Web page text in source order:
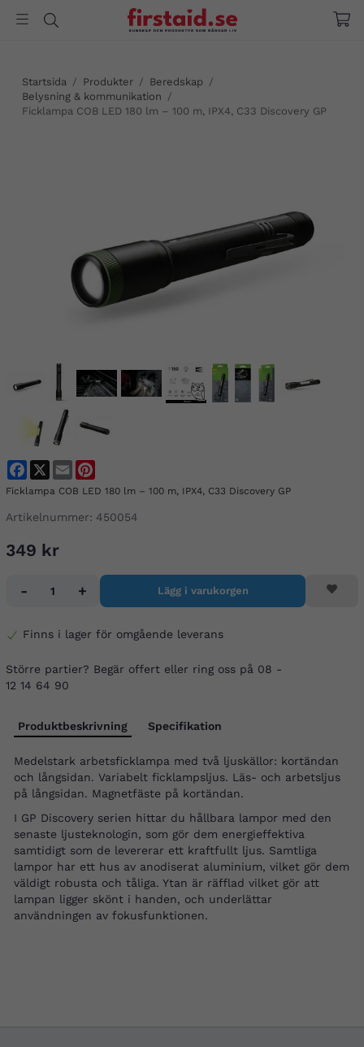
Startsida / Produkter / Beredskap /
Belysning & kommunikation /
Ficklampa COB LED 180 lm – 100 m, IPX4, C33 Discovery GP
FacebookEmail
Ficklampa COB LED 180 lm – 100 m, IPX4, C33 Discovery GP
Artikelnummer: 450054
349 kr
- + Lägg i varukorgen
Finns i lager för omgående leverans
Större partier? Begär offert eller ring oss på 08 -
12 14 64 90
Produktbeskrivning Specifikation
Medelstark arbetsficklampa med två ljuskällor: kortändan
och långsidan. Variabelt ficklampsljus. Läs- och arbetsljus
på långsidan. Magnetfäste på kortändan.
I GP Discovery serien hittar du hållbara lampor med den
senaste ljusteknologin, som gör dem energieffektiva
samtidigt som de levererar ett kraftfullt ljus. Samtliga
lampor har ett hus av anodiserat aluminium, vilket gör dem
väldigt robusta och tåliga. Ytan är räfflad vilket gör att
lampan ligger skönt i handen, och underlättar
användningen av fokusfunktionen.